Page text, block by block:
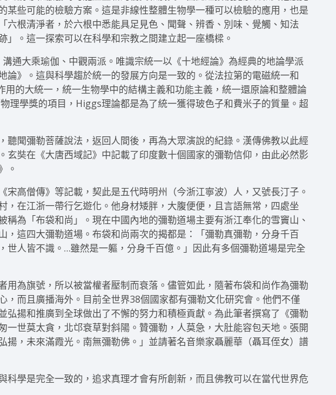
某些可能的檢驗方案。這是非線性整體生物學一種可以檢驗的應用，也是
六根清淨者，於六根中悉能具足見色、聞聲、辨香、別味、覺觸、知法
。這一探索可以在科學和宗教之間建立起一座橋樑。
通大乘瑜伽、中觀兩派。唯識宗統一以《十地經論》為經典的地論學派
論》。這與科學趨於統一的發展方向是一致的。從法拉第的電磁統一和
的大統一，統一生物學中的結構主義和功能主義，統一還原論和整體論
理學獎的項目，Higgs理論都是為了統一獲得玻色子和費米子的質量。超
聽聞彌勒菩薩說法，返回人間後，再為大眾演說的紀錄。漢傳佛教以此經
玄奘在《大唐西域記》中記載了印度數十個國家的彌勒信仰，由此必然影
。
高僧傳》等記載，契此是五代時明州（今浙江寧波）人，又號長汀子。
，在江浙一帶行乞遊化。他身材矮胖，大腹便便，且言語無常，四處坐
為「布袋和尚」。現在中國內地的彌勒道場主要有浙江奉化的雪竇山、
，這四大彌勒道場。布袋和尚兩次的揭都是：「彌勒真彌勒，分身千百
世人皆不識。…雖然是一軀，分身千百億。」因此有多個彌勒道場是完全
用為旗號，所以被當權者壓制而衰落。儘管如此，隨著布袋和尚作為彌勒
，而且廣播海外。目前全世界38個國家都有彌勒文化研究會。他們不僅
弘揚和推廣到全球做出了不懈的努力和積極貢獻。為此筆者撰寫了《彌勒
一世莫太貪，北邙衰草對斜陽。贊彌勒，人莫急，大肚能容包天地。張開
揚，未來滿霞光。南無彌勒佛。」並請著名音樂家聶麗華（聶耳侄女）譜
科學是完全一致的，追求真理才會有所創新，而且佛教可以在當代世界危